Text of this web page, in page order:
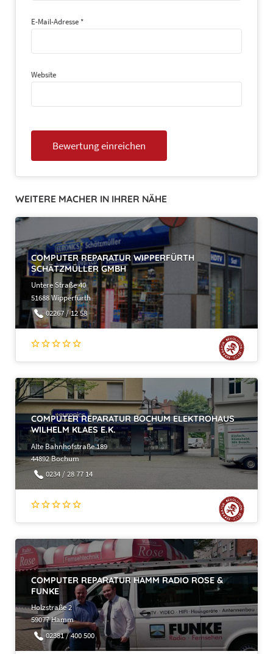
E-Mail-Adresse *
Website
WEITERE MACHER IN IHRER NÄHE
COMPUTER REPARATUR WIPPERFÜRTH
SCHÄTZMÜLLER GMBH
Untere Straße 40
51688 Wipperfürth
02267 / 12 58
COMPUTER REPARATUR BOCHUM ELEKTROHAUS
WILHELM KLAES E.K.
Alte Bahnhofstraße 189
44892 Bochum
0234 / 28 77 14
COMPUTER REPARATUR HAMM RADIO ROSE &
FUNKE
Holzstraße 2
59077 Hamm
02381 / 400 500